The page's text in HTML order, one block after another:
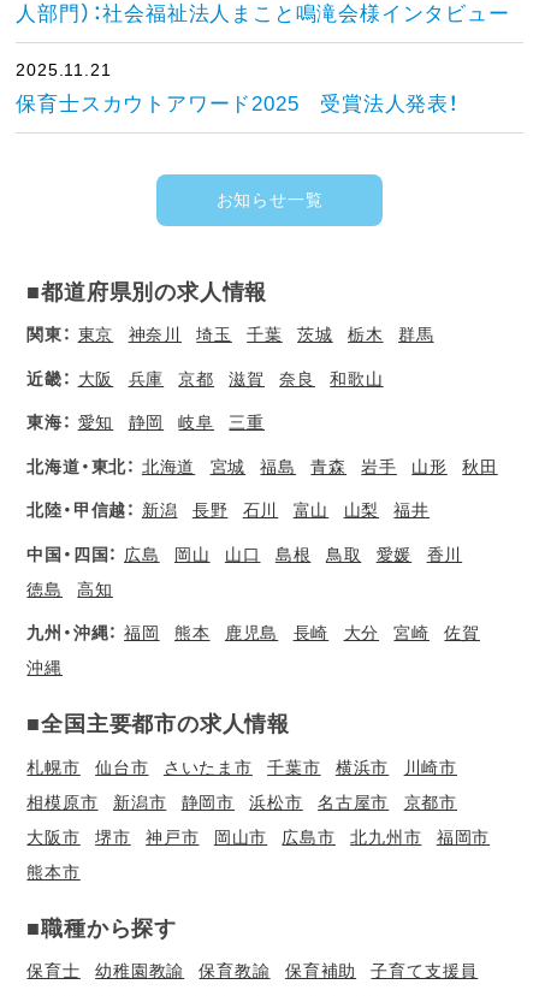
人部門）：社会福祉法人まこと鳴滝会様インタビュー
2025.11.21
保育士スカウトアワード2025 受賞法人発表！
お知らせ一覧
■都道府県別の求人情報
関東： 東京 神奈川 埼玉 千葉 茨城 栃木 群馬
近畿： 大阪 兵庫 京都 滋賀 奈良 和歌山
東海： 愛知 静岡 岐阜 三重
北海道・東北： 北海道 宮城 福島 青森 岩手 山形 秋田
北陸・甲信越： 新潟 長野 石川 富山 山梨 福井
中国・四国： 広島 岡山 山口 島根 鳥取 愛媛
香川
徳島
高知
九州・沖縄： 福岡 熊本 鹿児島 長崎 大分 宮崎
佐賀
沖縄
■全国主要都市の求人情報
札幌市 仙台市 さいたま市 千葉市 横浜市
川崎市
相模原市
新潟市 静岡市 浜松市 名古屋市
京都市
大阪市
堺市 神戸市 岡山市 広島市 北九州市
福岡市
熊本市
■職種から探す
保育士 幼稚園教諭 保育教諭 保育補助
子育て支援員